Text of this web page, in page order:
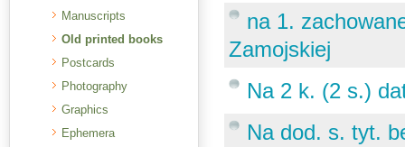
Manuscripts
Old printed books
Postcards
Photography
Graphics
Ephemera
na 1.
Zamojskiej
Na 2 k. (2 s.)
Na dod. s. tyt.